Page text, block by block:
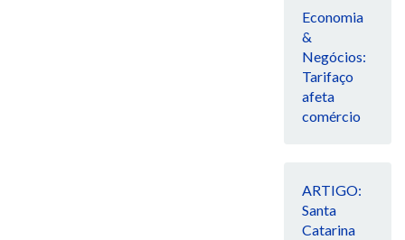
Economia
&
Negócios:
Tarifaço
afeta
comércio
ARTIGO:
Santa
Catarina